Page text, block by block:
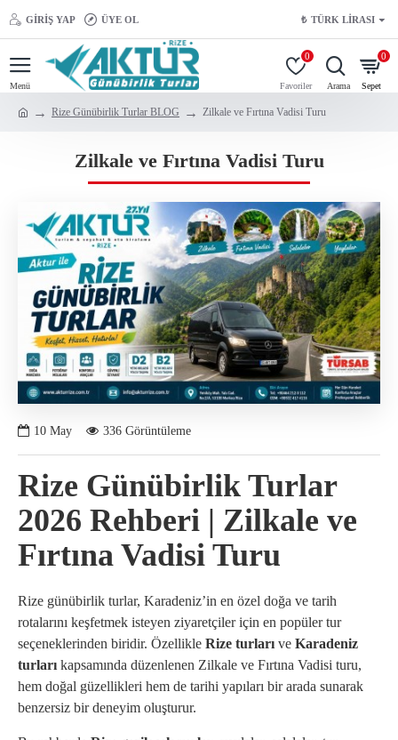
GIRIŞ YAP ÜYE OL ₺ TÜRK LIRASI
0 0
Rize Günübirlik Turlar BLOG Zilkale ve Fırtına Vadisi Turu
Zilkale ve Fırtına Vadisi Turu
10 May 336 Görüntüleme
Rize Günübirlik Turlar
2026 Rehberi | Zilkale ve
Fırtına Vadisi Turu
Rize günübirlik turlar, Karadeniz’in en özel doğa ve tarih
rotalarını keşfetmek isteyen ziyaretçiler için en popüler tur
seçeneklerinden biridir. Özellikle Rize turları ve Karadeniz
turları kapsamında düzenlenen Zilkale ve Fırtına Vadisi turu,
hem doğal güzellikleri hem de tarihi yapıları bir arada sunarak
benzersiz bir deneyim oluşturur.